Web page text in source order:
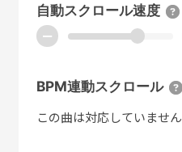
自動スクロール速度
ー
BPM連動スクロール
この曲は対応していません